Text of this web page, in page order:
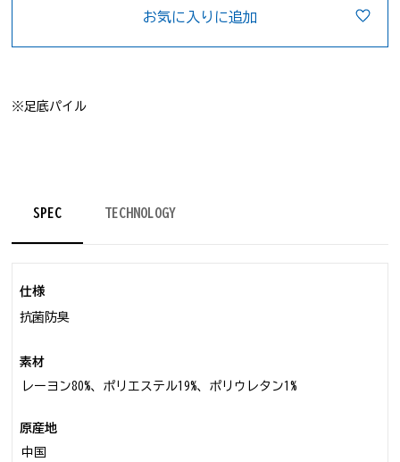
お気に入りに追加
※足底パイル
SPEC TECHNOLOGY
仕様
抗菌防臭
素材
レーヨン80%、ポリエステル19%、ポリウレタン1%
原産地
中国